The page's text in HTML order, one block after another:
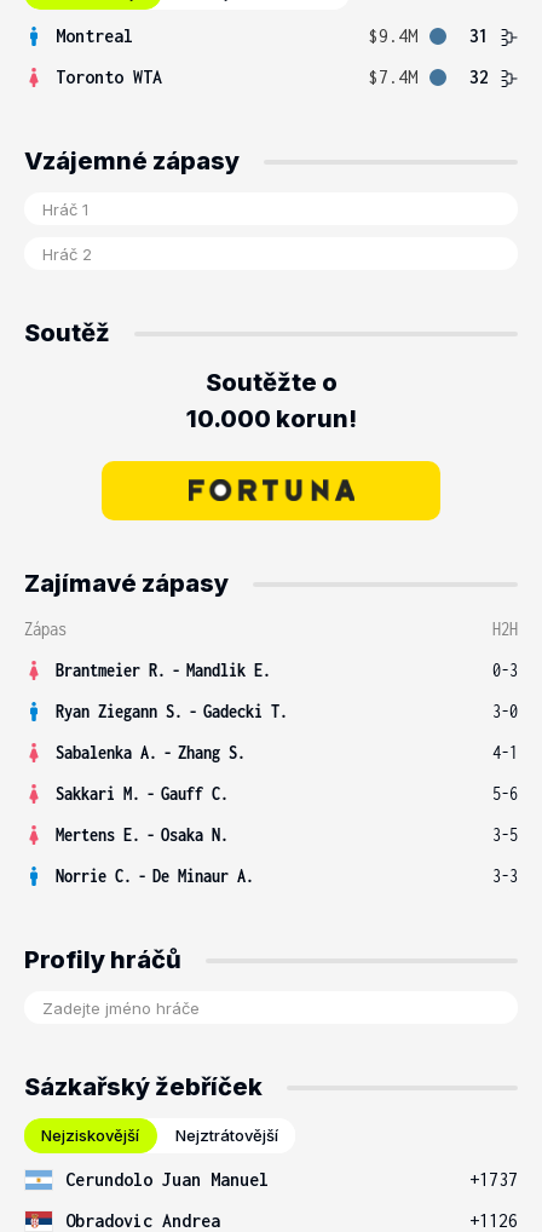
Montreal $9.4M
31
Toronto WTA
$7.4M 32
Vzájemné zápasy
Soutěž
Soutěžte o
10.000 korun!
Zajímavé zápasy
Zápas
H2H
Brantmeier R. - Mandlik E.
0-3
Ryan Ziegann S. - Gadecki T.
3-0
Sabalenka A. - Zhang S.
4-1
Sakkari M. - Gauff C.
5-6
Mertens E. - Osaka N.
3-5
Norrie C. - De Minaur A. 3-3
Profily hráčů
Sázkařský žebříček
Nejziskovější Nejztrátovější
Cerundolo Juan Manuel
+1737
Obradovic Andrea
+1126